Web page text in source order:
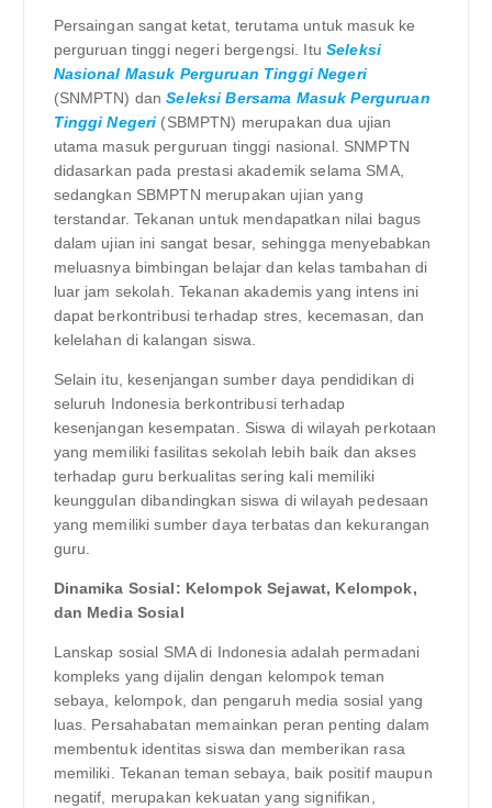
Persaingan sangat ketat, terutama untuk masuk ke
perguruan tinggi negeri bergengsi. Itu Seleksi
Nasional Masuk Perguruan Tinggi Negeri
(SNMPTN) danSeleksi Bersama Masuk Perguruan
Tinggi Negeri (SBMPTN) merupakan dua ujian
utama masuk perguruan tinggi nasional. SNMPTN
didasarkan pada prestasi akademik selama SMA,
sedangkan SBMPTN merupakan ujian yang
terstandar. Tekanan untuk mendapatkan nilai bagus
dalam ujian ini sangat besar, sehingga menyebabkan
meluasnya bimbingan belajar dan kelas tambahan di
luar jam sekolah. Tekanan akademis yang intens ini
dapat berkontribusi terhadap stres, kecemasan, dan
kelelahan di kalangan siswa.
Selain itu, kesenjangan sumber daya pendidikan di
seluruh Indonesia berkontribusi terhadap
kesenjangan kesempatan. Siswa di wilayah perkotaan
yang memiliki fasilitas sekolah lebih baik dan akses
terhadap guru berkualitas sering kali memiliki
keunggulan dibandingkan siswa di wilayah pedesaan
yang memiliki sumber daya terbatas dan kekurangan
guru.
Dinamika Sosial: Kelompok Sejawat, Kelompok,
dan Media Sosial
Lanskap sosial SMA di Indonesia adalah permadani
kompleks yang dijalin dengan kelompok teman
sebaya, kelompok, dan pengaruh media sosial yang
luas. Persahabatan memainkan peran penting dalam
membentuk identitas siswa dan memberikan rasa
memiliki. Tekanan teman sebaya, baik positif maupun
negatif, merupakan kekuatan yang signifikan,